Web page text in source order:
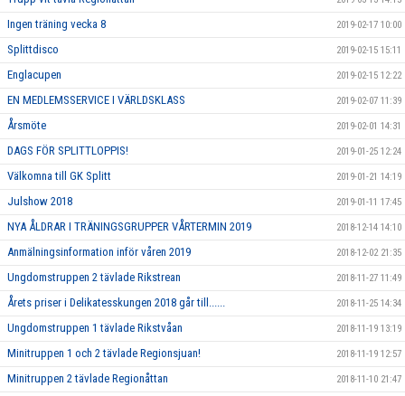
Ingen träning vecka 8 2019-02-17 10:00
Splittdisco 2019-02-15 15:11
Englacupen 2019-02-15 12:22
EN MEDLEMSSERVICE I VÄRLDSKLASS 2019-02-07 11:39
Årsmöte 2019-02-01 14:31
DAGS FÖR SPLITTLOPPIS! 2019-01-25 12:24
Välkomna till GK Splitt 2019-01-21 14:19
Julshow 2018 2019-01-11 17:45
NYA ÅLDRAR I TRÄNINGSGRUPPER VÅRTERMIN 2019 2018-12-14 14:10
Anmälningsinformation inför våren 2019 2018-12-02 21:35
Ungdomstruppen 2 tävlade Rikstrean 2018-11-27 11:49
Årets priser i Delikatesskungen 2018 går till...... 2018-11-25 14:34
Ungdomstruppen 1 tävlade Rikstvåan 2018-11-19 13:19
Minitruppen 1 och 2 tävlade Regionsjuan! 2018-11-19 12:57
Minitruppen 2 tävlade Regionåttan 2018-11-10 21:47